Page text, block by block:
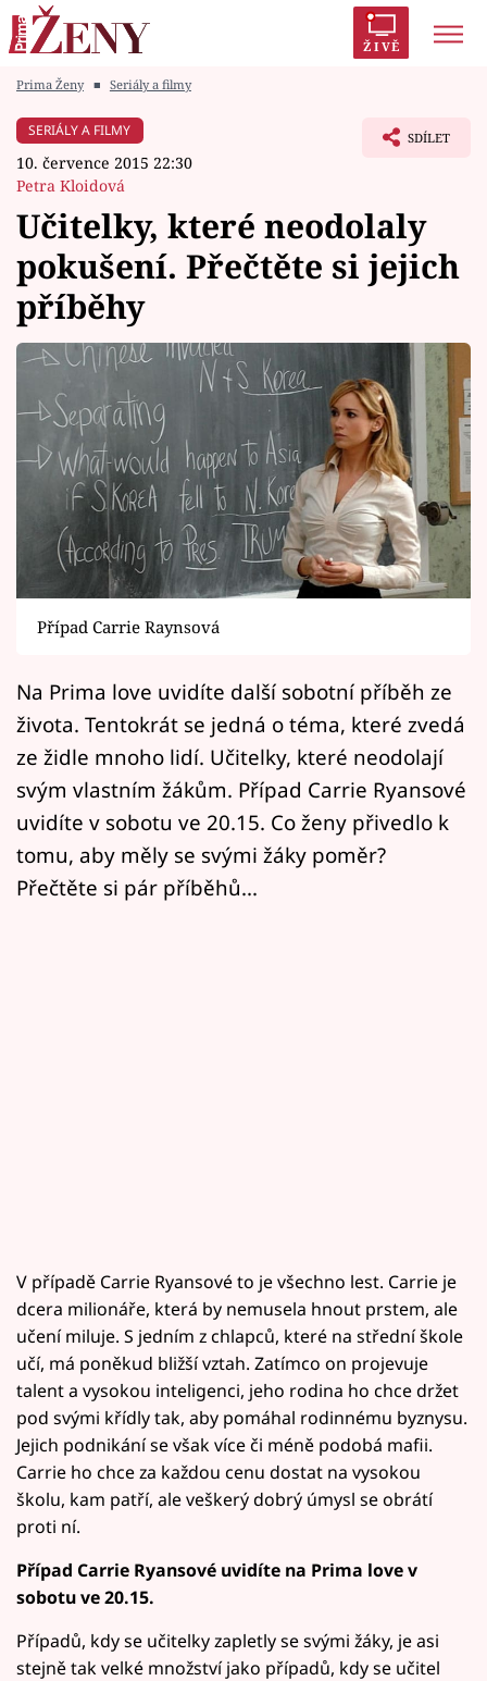
ŽIVĚ
Módní alarm
Témata
Celebrity
Seriály
Horoskopy
Sledujte prima+
Filmový festival Karlovy Vary
Mámy sobě
Přihlášení
Sledujte nás
Prima Ženy ■ Seriály a filmy
SERIÁLY A FILMY
10. července 2015 22:30
Petra Kloidová
SDÍLET
Učitelky, které neodolaly
pokušení. Přečtěte si jejich
příběhy
Případ Carrie Raynsová
Na Prima love uvidíte další sobotní příběh ze
života. Tentokrát se jedná o téma, které zvedá
ze židle mnoho lidí. Učitelky, které neodolají
svým vlastním žákům. Případ Carrie Ryansové
uvidíte v sobotu ve 20.15. Co ženy přivedlo k
tomu, aby měly se svými žáky poměr?
Přečtěte si pár příběhů...
V případě Carrie Ryansové to je všechno lest. Carrie je
dcera milionáře, která by nemusela hnout prstem, ale
učení miluje. S jedním z chlapců, které na střední škole
učí, má poněkud bližší vztah. Zatímco on projevuje
talent a vysokou inteligenci, jeho rodina ho chce držet
pod svými křídly tak, aby pomáhal rodinnému byznysu.
Jejich podnikání se však více či méně podobá mafii.
Carrie ho chce za každou cenu dostat na vysokou
školu, kam patří, ale veškerý dobrý úmysl se obrátí
proti ní.
Případ Carrie Ryansové uvidíte na Prima love v
sobotu ve 20.15.
Případů, kdy se učitelky zapletly se svými žáky, je asi
stejně tak velké množství jako případů, kdy se učitel